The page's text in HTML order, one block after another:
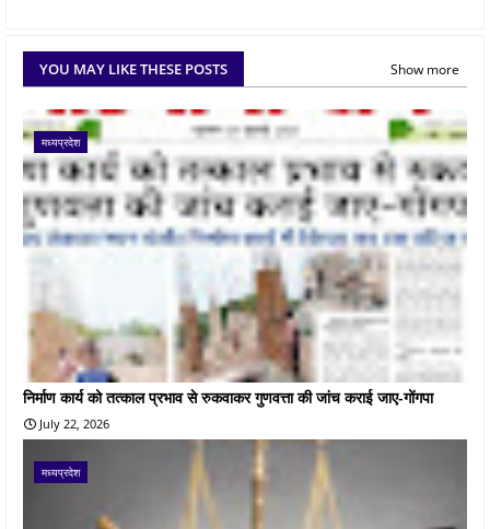
YOU MAY LIKE THESE POSTS Show more
मध्यप्रदेश
निर्माण कार्य को तत्काल प्रभाव से रुकवाकर गुणवत्ता की जांच कराई जाए-गोंगपा
July 22, 2026
मध्यप्रदेश